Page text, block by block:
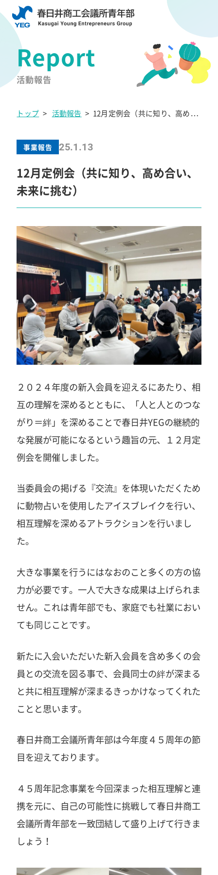
活動報告
トップ > 活動報告 > 12月定例会（共に知り、高め合
事業報告 25.1.13
12月定例会（共に知り、高め合い、
未来に挑む）
２０２４年度の新入会員を迎えるにあたり、相
互の理解を深めるとともに、「人と人とのつな
がり＝絆」を深めることで春日井YEGの継続的
な発展が可能になるという趣旨の元、１２月定
例会を開催しました。
当委員会の掲げる『交流』を体現いただくため
に動物占いを使用したアイスブレイクを行い、
相互理解を深めるアトラクションを行いまし
た。
大きな事業を行うにはなおのこと多くの方の協
力が必要です。一人で大きな成果は上げられま
せん。これは青年部でも、家庭でも社業におい
ても同じことです。
新たに入会いただいた新入会員を含め多くの会
員との交流を図る事で、会員同士の絆が深まる
と共に相互理解が深まるきっかけなってくれた
ことと思います。
春日井商工会議所青年部は今年度４５周年の節
目を迎えております。
４５周年記念事業を今回深まった相互理解と連
携を元に、自己の可能性に挑戦して春日井商工
会議所青年部を一致団結して盛り上げて行きま
しょう！